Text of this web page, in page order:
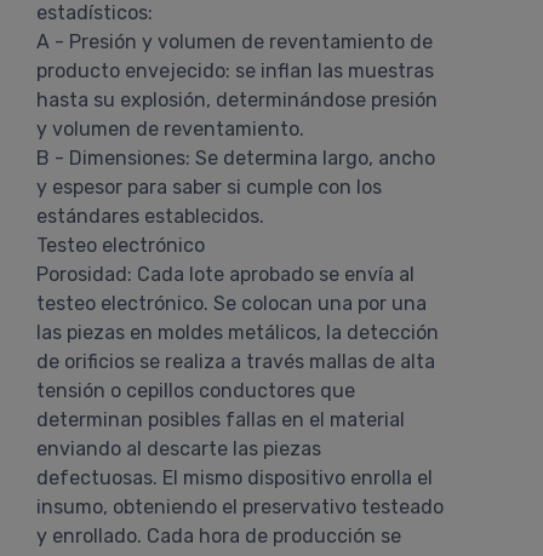
estadísticos:
A - Presión y volumen de reventamiento de
producto envejecido: se inflan las muestras
hasta su explosión, determinándose presión
y volumen de reventamiento.
B - Dimensiones: Se determina largo, ancho
y espesor para saber si cumple con los
estándares establecidos.
Testeo electrónico
Porosidad: Cada lote aprobado se envía al
testeo electrónico. Se colocan una por una
las piezas en moldes metálicos, la detección
de orificios se realiza a través mallas de alta
tensión o cepillos conductores que
determinan posibles fallas en el material
enviando al descarte las piezas
defectuosas. El mismo dispositivo enrolla el
insumo, obteniendo el preservativo testeado
y enrollado. Cada hora de producción se